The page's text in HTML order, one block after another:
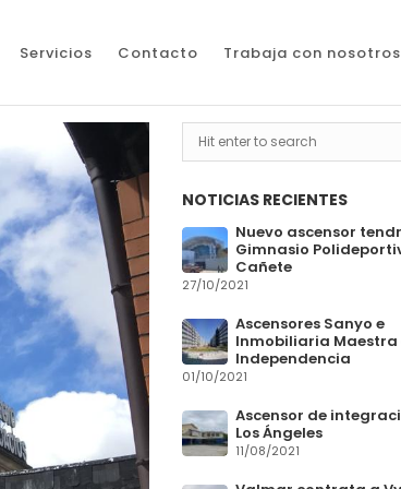
Servicios Contacto Trabaja con nosotros
NOTICIAS RECIENTES
Nuevo ascensor
Gimnasio
Cañete
27/10/2021
Ascensores Sanyo e
Inmobiliaria Maestra
Independencia
01/10/2021
Ascensor de
Los Ángeles
11/08/2021